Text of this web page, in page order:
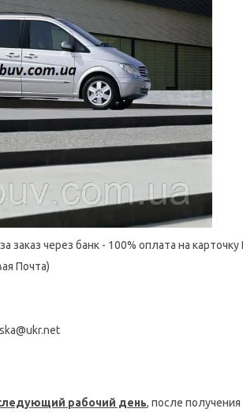
заказ через банк - 100% оплата на
Почта)
рабочий день, после